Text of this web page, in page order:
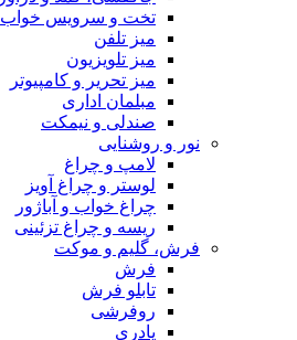
تخت و سرویس خواب
میز تلفن
میز تلویزیون
میز تحریر و کامپیوتر
مبلمان اداری
صندلی و نیمکت
نور و روشنایی
لامپ و چراغ
لوستر و چراغ آویز
چراغ خواب و آباژور
ریسه و چراغ تزئینی
فرش، گلیم و موکت
فرش
تابلو فرش
روفرشی
پادری